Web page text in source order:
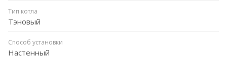
Тип котла
Тэновый
Способ установки
Настенный